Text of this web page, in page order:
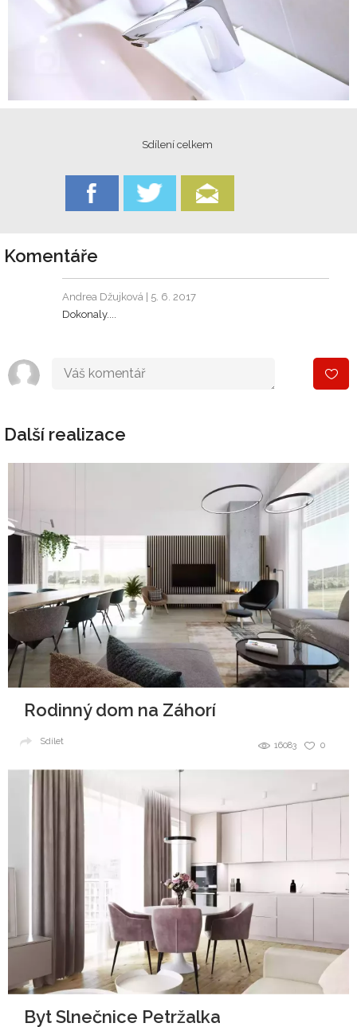
Sdílení celkem
Komentáře
Andrea Džujková | 5. 6. 2017
Dokonaly....
Další realizace
Rodinný dom na Záhorí
0
16083
Sdílet
Byt Slnečnice Petržalka